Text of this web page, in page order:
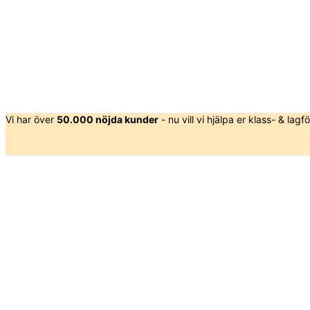
Vi har över 50.000 nöjda kunder - nu vill vi hjälpa er klass- &